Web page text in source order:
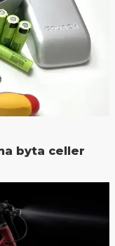
byta celler